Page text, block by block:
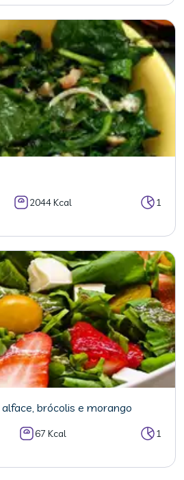
2044 Kcal 1
brócolis e morango
67 Kcal 1